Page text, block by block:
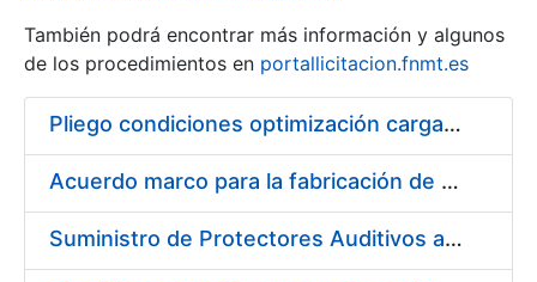
Show/Hide
También podrá encontrar más información y algunos
de los procedimientos en portallicitacion.fnmt.es
Pliego condiciones optimización cargas compras firmado
Acuerdo marco para la fabricación de piezas
Suministro de Protectores Auditivos a medida para las personas trabajadoras de los Centros de Trabajo de Madrid y Burgos